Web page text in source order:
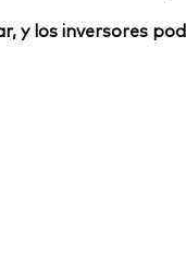
y los inversores